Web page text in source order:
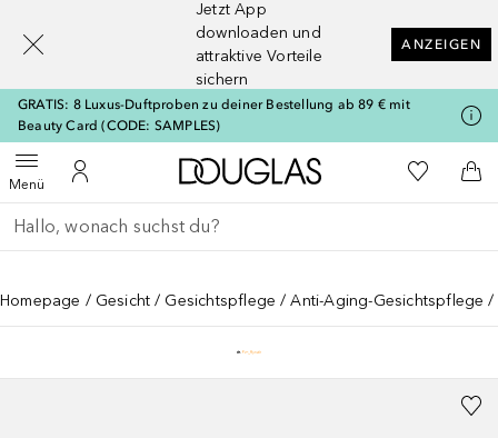
Jetzt App
downloaden und
attraktive Vorteile
sichern
ANZEIGEN
GRATIS: 8 Luxus-Duftproben zu deiner Bestellung ab 89 € mit
Beauty Card (CODE: SAMPLES)
MenüMenü öffnenZu Meinem Kundenkonto
Zur Douglas Startseite
Zu Meiner
Gehe zurück
Suche ausführen
Homepage Gesicht Gesichtspflege Anti-Aging-Gesichtspflege
[navigation.slideout.screenreader]